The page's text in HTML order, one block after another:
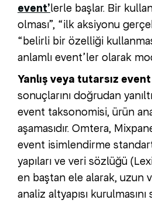
event’lerle başlar. Bir
olması”, “ilk aksiyonu
“belirli bir özelliği
anlamlı event’ler olarak
Yanlış veya tutarsız event
sonuçlarını doğrudan
event taksonomisi, ürün
aşamasıdır. Omtera,
event isimlendirme
yapıları ve veri sözlüğü
en baştan ele alarak, uzun
analiz altyapısı kurulmasını